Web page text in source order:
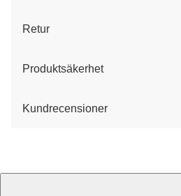
Retur
Produktsäkerhet
Kundrecensioner